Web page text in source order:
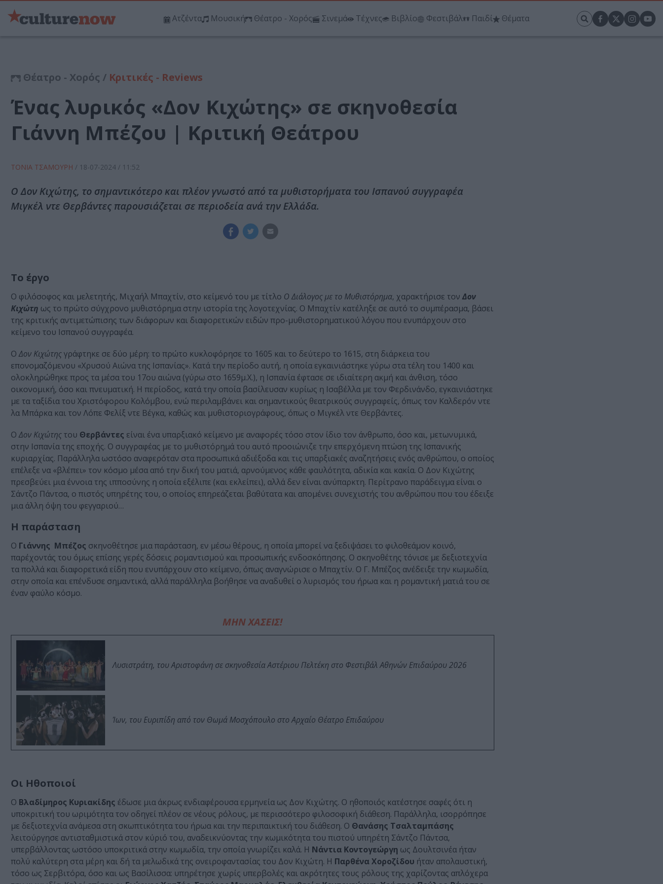
Ατζέντα Μουσική Θέατρο - Χορός Σινεμά Τέχνες Βιβλίο Φεστιβάλ Παιδί Θέματα
Θέατρο - Χορός / Κριτικές - Reviews
Ένας λυρικός «Δον Κιχώτης» σε σκηνοθεσία
Γιάννη Μπέζου | Κριτική Θεάτρου
ΤΟΝΙΑ ΤΣΑΜΟΥΡΗ / 18-07-2024 / 11:52
Ο Δον Κιχώτης, το σημαντικότερο και πλέον γνωστό από τα μυθιστορήματα του Ισπανού συγγραφέα
Μιγκέλ ντε Θερβάντες παρουσιάζεται σε περιοδεία ανά την Ελλάδα.
Το έργο
Ο φιλόσοφος και μελετητής, Μιχαήλ Μπαχτίν, στο κείμενό του με τίτλο Ο Διάλογος με το Μυθιστόρημα, χαρακτήρισε τον Δον
Κιχώτη ως το πρώτο σύγχρονο μυθιστόρημα στην ιστορία της λογοτεχνίας. Ο Μπαχτίν κατέληξε σε αυτό το συμπέρασμα, βάσει
της κριτικής αντιμετώπισης των διάφορων και διαφορετικών ειδών προ-μυθιστορηματικού λόγου που ενυπάρχουν στο
κείμενο του Ισπανού συγγραφέα.
Ο Δον Κιχώτηςγράφτηκε σε δύο μέρη: το πρώτο κυκλοφόρησε το 1605 και το δεύτερο το 1615, στη διάρκεια του
επονομαζόμενου «Χρυσού Αιώνα της Ισπανίας». Κατά την περίοδο αυτή, η οποία εγκαινιάστηκε γύρω στα τέλη του 1400 και
ολοκληρώθηκε προς τα μέσα του 17ου αιώνα (γύρω στο 1659μ.Χ.), η Ισπανία έφτασε σε ιδιαίτερη ακμή και άνθιση, τόσο
οικονομική, όσο και πνευματική. Η περίοδος, κατά την οποία βασίλευσαν κυρίως η Ισαβέλλα με τον Φερδινάνδο, εγκαινιάστηκε
με τα ταξίδια του Χριστόφορου Κολόμβου, ενώ περιλαμβάνει και σημαντικούς θεατρικούς συγγραφείς, όπως τον Καλδερόν ντε
λα Μπάρκα και τον Λόπε Φελίξ ντε Βέγκα, καθώς και μυθιστοριογράφους, όπως ο Μιγκέλ ντε Θερβάντες.
Ο Δον Κιχώτης του Θερβάντες είναι ένα υπαρξιακό κείμενο με αναφορές τόσο στον ίδιο τον άνθρωπο, όσο και, μετωνυμικά,
στην Ισπανία της εποχής. Ο συγγραφέας με το μυθιστόρημά του αυτό προοιώνιζε την επερχόμενη πτώση της Ισπανικής
κυριαρχίας. Παράλληλα ωστόσο αναφερόταν στα προσωπικά αδιέξοδα και τις υπαρξιακές αναζητήσεις ενός ανθρώπου, ο οποίος
επέλεξε να «βλέπει» τον κόσμο μέσα από την δική του ματιά, αρνούμενος κάθε φαυλότητα, αδικία και κακία. Ο Δον Κιχώτης
πρεσβεύει μια έννοια της ιπποσύνης η οποία εξέλιπε (και εκλείπει), αλλά δεν είναι ανύπαρκτη. Περίτρανο παράδειγμα είναι ο
Σάντζο Πάντσα, ο πιστός υπηρέτης του, ο οποίος επηρεάζεται βαθύτατα και απομένει συνεχιστής του ανθρώπου που του έδειξε
μια άλλη όψη του φεγγαριού…
Η παράσταση
Ο Γιάννης Μπέζος σκηνοθέτησε μια παράσταση, εν μέσω θέρους, η οποία μπορεί να ξεδιψάσει το φιλοθεάμον κοινό,
παρέχοντάς του όμως επίσης γερές δόσεις ρομαντισμού και προσωπικής ενδοσκόπησης. Ο σκηνοθέτης τόνισε με δεξιοτεχνία
τα πολλά και διαφορετικά είδη που ενυπάρχουν στο κείμενο, όπως αναγνώρισε ο Μπαχτίν. Ο Γ. Μπέζος ανέδειξε την κωμωδία,
στην οποία και επένδυσε σημαντικά, αλλά παράλληλα βοήθησε να αναδυθεί ο λυρισμός του ήρωα και η ρομαντική ματιά του σε
έναν φαύλο κόσμο.
ΜΗΝ ΧΑΣΕΙΣ!
Λυσιστράτη, του Αριστοφάνη σε σκηνοθεσία Αστέριου Πελτέκη στο Φεστιβάλ Αθηνών Επιδαύρου 2026
Ίων, του Ευριπίδη από τον Θωμά Μοσχόπουλο στο Αρχαίο Θέατρο Επιδαύρου
Οι Ηθοποιοί
Ο Βλαδίμηρος Κυριακίδης έδωσε μια άκρως ενδιαφέρουσα ερμηνεία ως Δον Κιχώτης. Ο ηθοποιός κατέστησε σαφές ότι η
υποκριτική του ωριμότητα τον οδηγεί πλέον σε νέους ρόλους, με περισσότερο φιλοσοφική διάθεση. Παράλληλα, ισορρόπησε
με δεξιοτεχνία ανάμεσα στη σκωπτικότητα του ήρωα και την περιπαικτική του διάθεση. Ο Θανάσης Τσαλταμπάσης
λειτούργησε αντισταθμιστικά στον κύριό του, αναδεικνύοντας την κωμικότητα του πιστού υπηρέτη Σάντζο Πάντσα,
υπερβάλλοντας ωστόσο υποκριτικά στην κωμωδία, την οποία γνωρίζει καλά. Η Νάντια Κοντογεώργη ως Δουλτσινέα ήταν
πολύ καλύτερη στα μέρη και δή τα μελωδικά της ονειροφαντασίας του Δον Κιχώτη. Η Παρθένα Χοροζίδου ήταν απολαυστική,
τόσο ως Σερβιτόρα, όσο και ως Βασίλισσα: υπηρέτησε χωρίς υπερβολές και ακρότητες τους ρόλους της χαρίζοντας απλόχερα